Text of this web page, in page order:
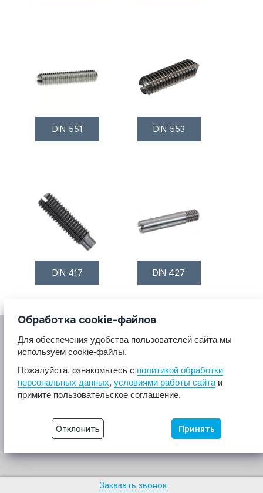
Заказать звонок
DIN 551 DIN 553
DIN 417 DIN 427
© 2017 A2A4
Крепеж из нержавеющей стали А2 А4.
Разработка сайта -
Неткам
Обработка cookie-файлов
Для обеспечения удобства пользователей сайта мы
используем cookie-файлы.
Пожалуйста, ознакомьтесь с политикой обработки
персональных данных, условиями работы сайта и
примите пользовательское соглашение.
Отклонить Принять